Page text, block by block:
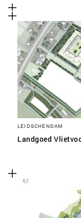
LEIDSCHENDAM
Landgoed